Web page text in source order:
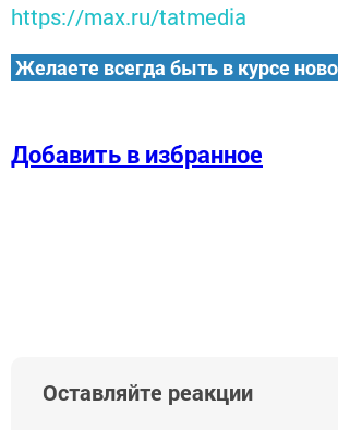
https://max.ru/tatmedia
Желаете всегда быть в курсе
Добавить в избранное
Оставляйте реакции